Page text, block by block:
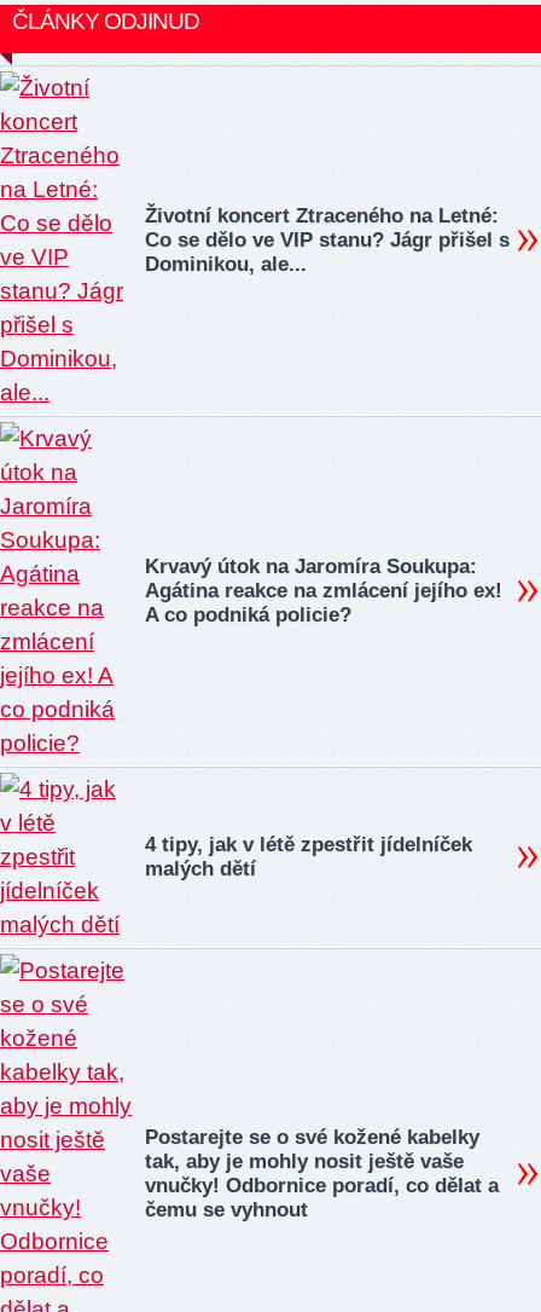
ČLÁNKY ODJINUD
Životní koncert Ztraceného na Letné:
Co se dělo ve VIP stanu? Jágr přišel s
Dominikou, ale...
Krvavý útok na Jaromíra Soukupa:
Agátina reakce na zmlácení jejího ex!
A co podniká policie?
4 tipy, jak v létě zpestřit jídelníček
malých dětí
Postarejte se o své kožené kabelky
tak, aby je mohly nosit ještě vaše
vnučky! Odbornice poradí, co dělat a
čemu se vyhnout